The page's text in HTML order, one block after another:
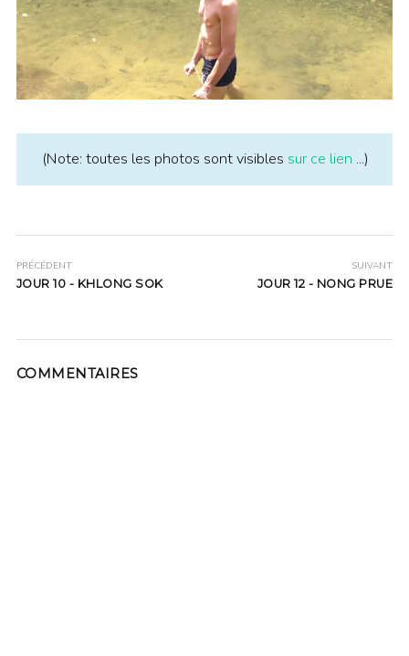
(Note: toutes les photos sont visibles sur ce lien ...)
PRÉCÉDENT
JOUR 10 - KHLONG SOK
SUIVANT
JOUR 12 - NONG PRUE
COMMENTAIRES